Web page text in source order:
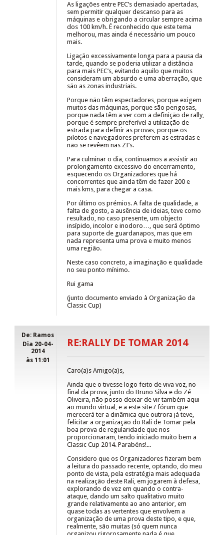
As ligações entre PEC’s demasiado apertadas,
sem permitir qualquer descanso para as
máquinas e obrigando a circular sempre acima
dos 100 km/h. É reconhecido que este tema
melhorou, mas ainda é necessário um pouco
mais.
Ligação excessivamente longa para a pausa da
tarde, quando se poderia utilizar a distância
para mais PEC’s, evitando aquilo que muitos
consideram um absurdo e uma aberração, que
são as zonas industriais.
Porque não têm espectadores, porque exigem
muitos das máquinas, porque são perigosas,
porque nada têm a ver com a definição de rally,
porque é sempre preferível a utilização de
estrada para definir as provas, porque os
pilotos e navegadores preferem as estradas e
não se revêem nas ZI’s.
Para culminar o dia, continuamos a assistir ao
prolongamento excessivo do encerramento,
esquecendo os Organizadores que há
concorrentes que ainda têm de fazer 200 e
mais kms, para chegar a casa.
Por último os prémios. A falta de qualidade, a
falta de gosto, a ausência de ideias, teve como
resultado, no caso presente, um objecto
insípido, incolor e inodoro…, que será óptimo
para suporte de guardanapos, mas que em
nada representa uma prova e muito menos
uma região.
Neste caso concreto, a imaginação e qualidade
no seu ponto mínimo.
Rui gama
(junto documento enviado à Organização da
Classic Cup)
De: Ramos
Dia 20-04-
2014
às 11:01
RE:RALLY DE TOMAR 2014
Caro(a)s Amigo(a)s,
Ainda que o tivesse logo feito de viva voz, no
final da prova, junto do Bruno Silva e do Zé
Oliveira, não posso deixar de vir também aqui
ao mundo virtual, e a este site / fórum que
merecerá ter a dinâmica que outrora já teve,
felicitar a organização do Rali de Tomar pela
boa prova de regularidade que nos
proporcionaram, tendo iniciado muito bem a
Classic Cup 2014. Parabéns!...
Considero que os Organizadores fizeram bem
a leitura do passado recente, optando, do meu
ponto de vista, pela estratégia mais adequada
na realização deste Rali, em jogarem à defesa,
explorando de vez em quando o contra-
ataque, dando um salto qualitativo muito
grande relativamente ao ano anterior, em
quase todas as vertentes que envolvem a
organização de uma prova deste tipo, e que,
realmente, são muitas (só quem nunca